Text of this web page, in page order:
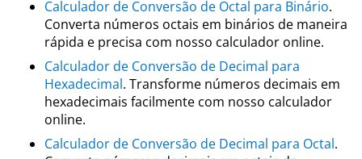
Calculador de Conversão de Octal para Binário.
Converta números octais em binários de maneira
rápida e precisa com nosso calculador online.
Calculador de Conversão de Decimal para
Hexadecimal. Transforme números decimais em
hexadecimais facilmente com nosso calculador
online.
Calculador de Conversão de Decimal para Octal.